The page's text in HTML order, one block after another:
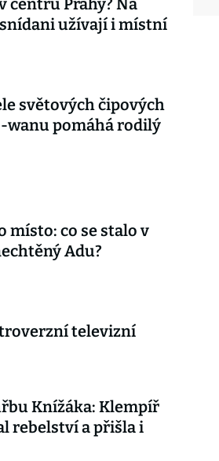
centru Prahy? Na
užívají i místní
světových čipových
wanu pomáhá rodilý
místo: co se stalo v
Adu?
televizní
Knížáka: Klempíř
rebelství a přišla i